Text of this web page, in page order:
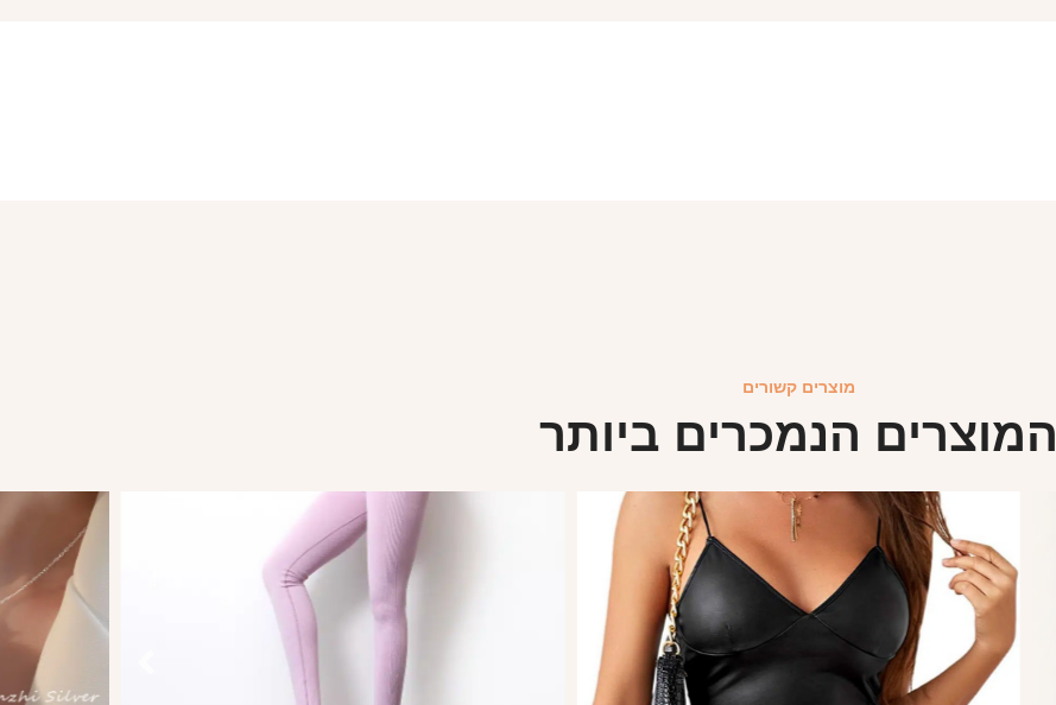
מוצרים קשורים
המוצרים הנמכרים ביותר